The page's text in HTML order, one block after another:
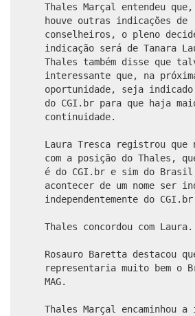
Thales Marçal entendeu que,
houve outras indicações de
conselheiros, o pleno
indicação será de Tanara
Thales também disse que
interessante que, na
oportunidade, seja indicado
do CGI.br para que haja
continuidade.
Laura Tresca registrou que
com a posição do Thales,
é do CGI.br e sim do
acontecer de um nome ser
independentemente do
Thales concordou com Laura.
Rosauro Baretta destacou
representaria muito bem o
MAG.
Thales Marçal encaminhou a